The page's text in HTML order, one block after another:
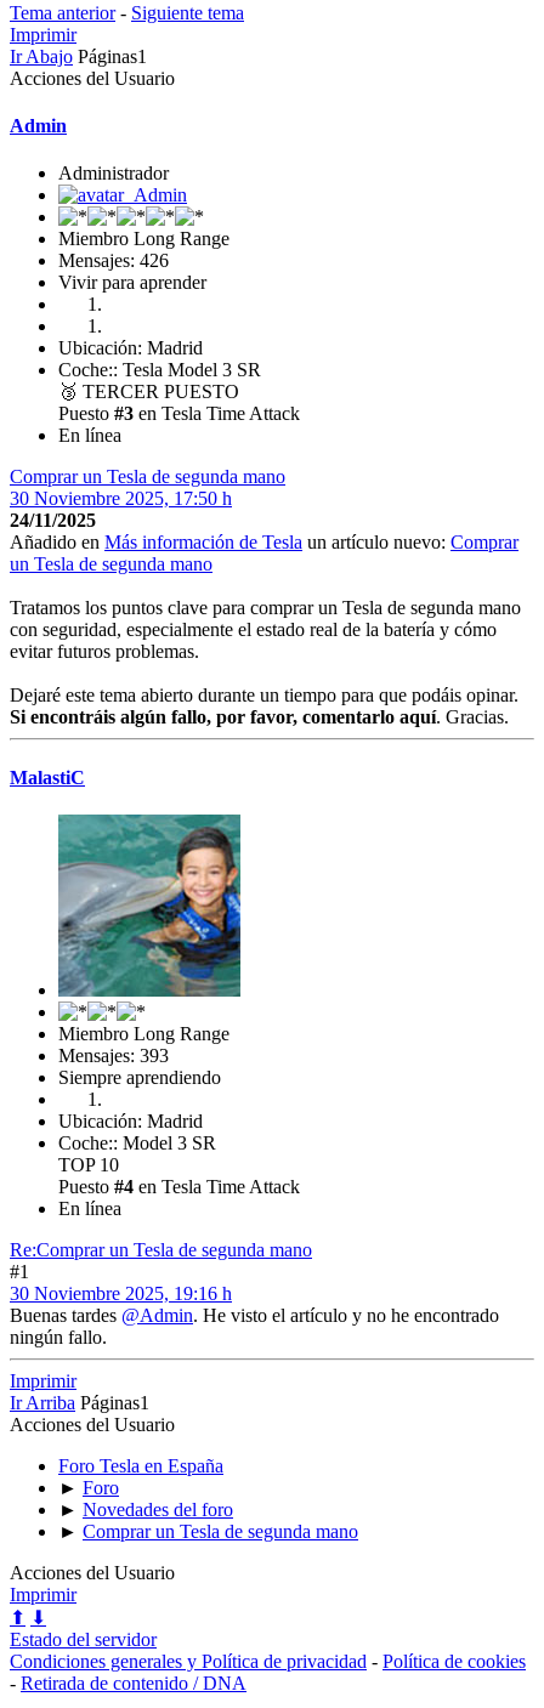
Tema anterior- Siguiente tema
Imprimir
Ir Abajo Páginas1
Acciones del Usuario
Admin
Administrador
Miembro Long Range
Mensajes: 426
Vivir para aprender
Ubicación: Madrid
Coche:: Tesla Model 3 SR
🥉 TERCER PUESTO
Puesto #3 en Tesla Time Attack
En línea
Comprar un Tesla de segunda mano
30 Noviembre 2025, 17:50 h
24/11/2025
Añadido en Más información de Tesla un artículo nuevo: Comprar
un Tesla de segunda mano
Tratamos los puntos clave para comprar un Tesla de segunda mano
con seguridad, especialmente el estado real de la batería y cómo
evitar futuros problemas.
Dejaré este tema abierto durante un tiempo para que podáis opinar.
Si encontráis algún fallo, por favor, comentarlo aquí. Gracias.
MalastiC
Miembro Long Range
Mensajes: 393
Siempre aprendiendo
Ubicación: Madrid
Coche:: Model 3 SR
TOP 10
Puesto #4 en Tesla Time Attack
En línea
Re:Comprar un Tesla de segunda mano
#1
30 Noviembre 2025, 19:16 h
Buenas tardes @Admin. He visto el artículo y no he encontrado
ningún fallo.
Imprimir
Ir Arriba Páginas1
Acciones del Usuario
Foro Tesla en España
► Foro
► Novedades del foro
► Comprar un Tesla de segunda mano
Acciones del Usuario
Imprimir
⬆ ⬇
Estado del servidor
Condiciones generales y Política de privacidad - Política de cookies
- Retirada de contenido / DNA